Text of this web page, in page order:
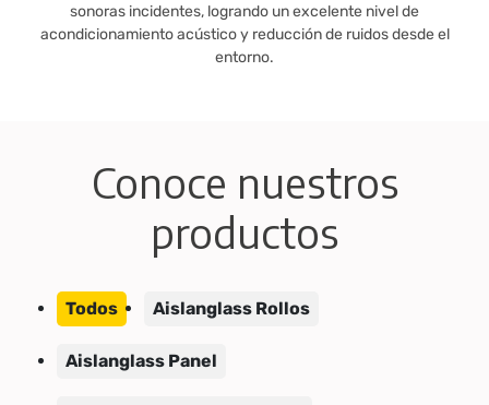
sonoras incidentes, logrando un excelente nivel de
acondicionamiento acústico y reducción de ruidos desde el
entorno.
Conoce nuestros
productos
Todos Aislanglass Rollos
Aislanglass Panel